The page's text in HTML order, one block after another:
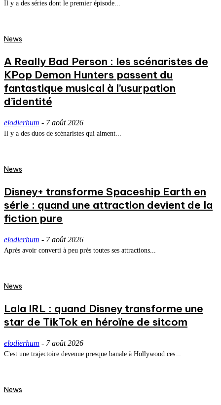
Il y a des séries dont le premier épisode...
News
A Really Bad Person : les scénaristes de
KPop Demon Hunters passent du
fantastique musical à l’usurpation
d’identité
elodierhum - 7 août 2026
Il y a des duos de scénaristes qui aiment...
News
Disney+ transforme Spaceship Earth en
série : quand une attraction devient de la
fiction pure
elodierhum - 7 août 2026
Après avoir converti à peu près toutes ses attractions...
News
Lala IRL : quand Disney transforme une
star de TikTok en héroïne de sitcom
elodierhum - 7 août 2026
C'est une trajectoire devenue presque banale à Hollywood ces...
News